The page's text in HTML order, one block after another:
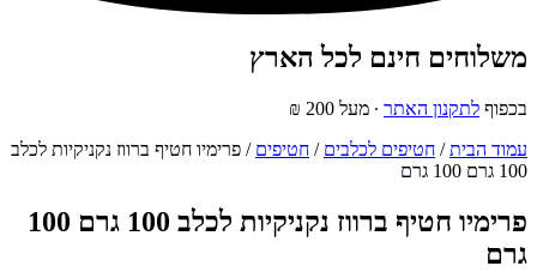
משלוחים חינם לכל הארץ
בכפוף לתקנון האתר ∙ מעל 200 ₪
עמוד הבית/ חטיפים לכלבים / חטיפים / פרימיו חטיף ברווז נקניקיות לכלב
100 גרם 100 גרם
פרימיו חטיף ברווז נקניקיות לכלב 100 גרם 100
גרם